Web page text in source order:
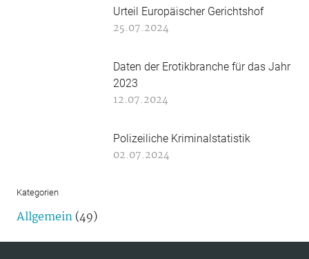
Urteil Europäischer Gerichtshof
25.07.2024
Daten der Erotikbranche für das Jahr
2023
12.07.2024
Polizeiliche Kriminalstatistik
02.07.2024
Kategorien
Allgemein(49)